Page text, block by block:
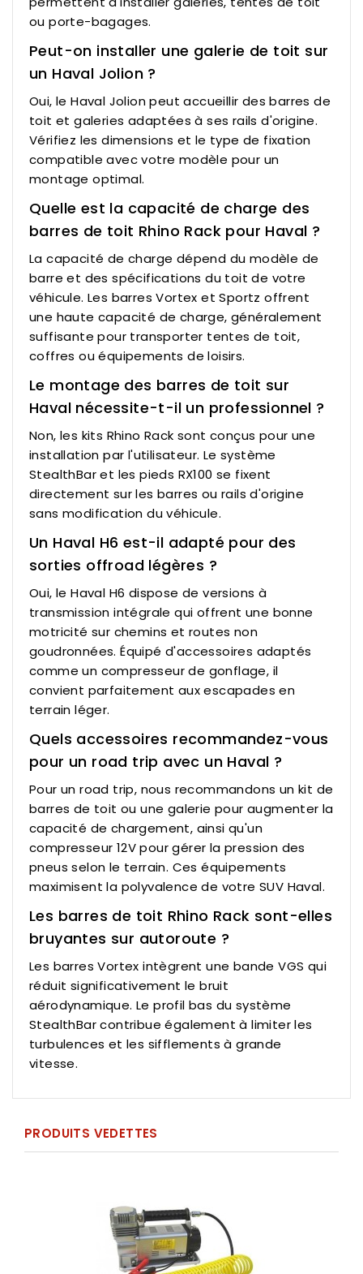
ou porte-bagages.
Peut-on installer une galerie de toit sur
un Haval Jolion ?
Oui, le Haval Jolion peut accueillir des barres de
toit et galeries adaptées à ses rails d'origine.
Vérifiez les dimensions et le type de fixation
compatible avec votre modèle pour un
montage optimal.
Quelle est la capacité de charge des
barres de toit Rhino Rack pour Haval ?
La capacité de charge dépend du modèle de
barre et des spécifications du toit de votre
véhicule. Les barres Vortex et Sportz offrent
une haute capacité de charge, généralement
suffisante pour transporter tentes de toit,
coffres ou équipements de loisirs.
Le montage des barres de toit sur
Haval nécessite-t-il un professionnel ?
Non, les kits Rhino Rack sont conçus pour une
installation par l'utilisateur. Le système
StealthBar et les pieds RX100 se fixent
directement sur les barres ou rails d'origine
sans modification du véhicule.
Un Haval H6 est-il adapté pour des
sorties offroad légères ?
Oui, le Haval H6 dispose de versions à
transmission intégrale qui offrent une bonne
motricité sur chemins et routes non
goudronnées. Équipé d'accessoires adaptés
comme un compresseur de gonflage, il
convient parfaitement aux escapades en
terrain léger.
Quels accessoires recommandez-vous
pour un road trip avec un Haval ?
Pour un road trip, nous recommandons un kit de
barres de toit ou une galerie pour augmenter la
capacité de chargement, ainsi qu'un
compresseur 12V pour gérer la pression des
pneus selon le terrain. Ces équipements
maximisent la polyvalence de votre SUV Haval.
Les barres de toit Rhino Rack sont-elles
bruyantes sur autoroute ?
Les barres Vortex intègrent une bande VGS qui
réduit significativement le bruit
aérodynamique. Le profil bas du système
StealthBar contribue également à limiter les
turbulences et les sifflements à grande
vitesse.
PRODUITS VEDETTES